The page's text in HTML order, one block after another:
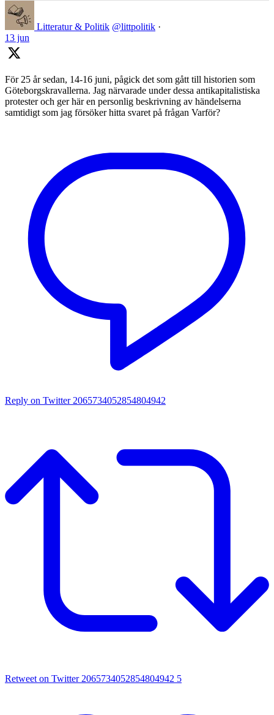
Litteratur & Politik @littpolitik ·
13 jun
För 25 år sedan, 14-16 juni, pågick det som gått till historien som
Göteborgskravallerna. Jag närvarade under dessa antikapitalistiska
protester och ger här en personlig beskrivning av händelserna
samtidigt som jag försöker hitta svaret på frågan Varför?
Reply on Twitter 2065734052854804942
Retweet on Twitter 2065734052854804942 5